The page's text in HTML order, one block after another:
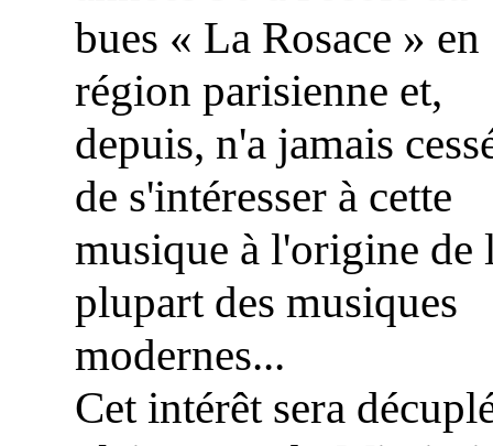
bues « La Rosace » en
région parisienne et,
depuis, n'a jamais
de s'intéresser à cette
musique à l'origine de
plupart des musiques
modernes...
Cet intérêt sera